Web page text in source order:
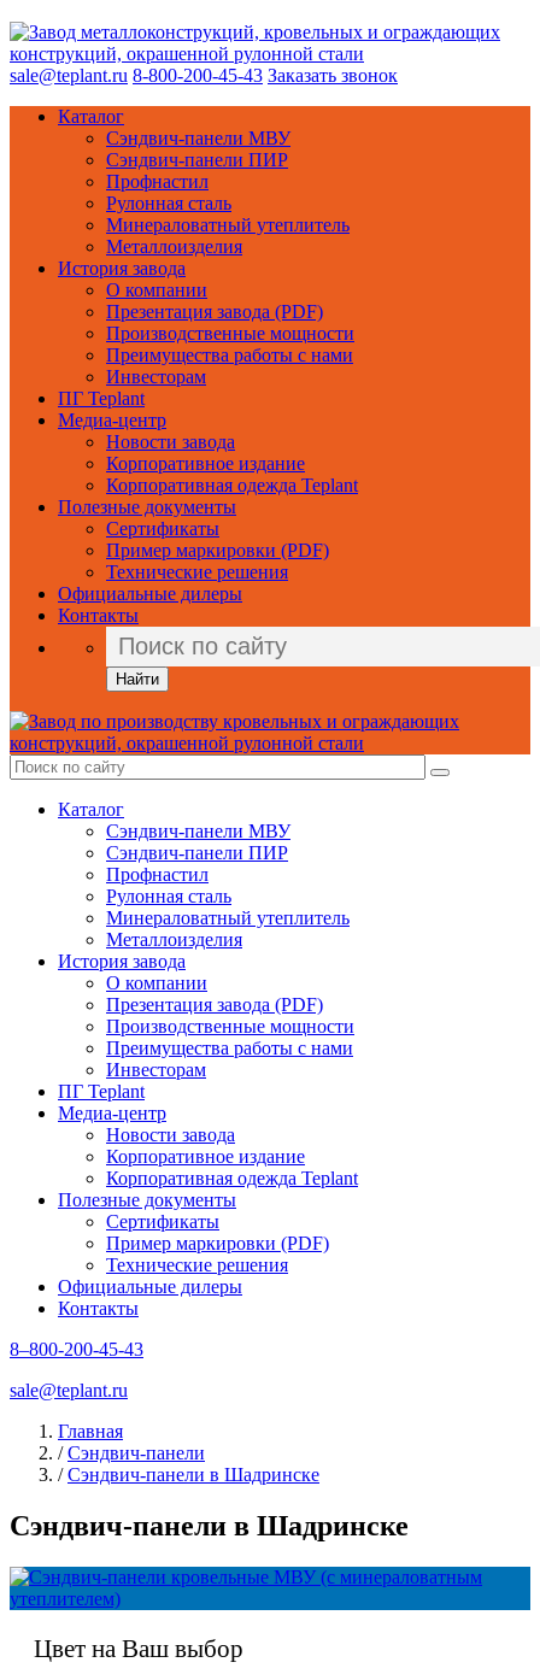
sale@teplant.ru 8-800-200-45-43 Заказать звонок
Каталог
Сэндвич-панели МВУ
Сэндвич-панели ПИР
Профнастил
Рулонная сталь
Минераловатный утеплитель
Металлоизделия
История завода
О компании
Презентация завода (PDF)
Производственные мощности
Преимущества работы с нами
Инвесторам
ПГ Teplant
Медиа-центр
Новости завода
Корпоративное издание
Корпоративная одежда Teplant
Полезные документы
Сертификаты
Пример маркировки (PDF)
Технические решения
Официальные дилеры
Контакты
Найти
Каталог
Сэндвич-панели МВУ
Сэндвич-панели ПИР
Профнастил
Рулонная сталь
Минераловатный утеплитель
Металлоизделия
История завода
О компании
Презентация завода (PDF)
Производственные мощности
Преимущества работы с нами
Инвесторам
ПГ Teplant
Медиа-центр
Новости завода
Корпоративное издание
Корпоративная одежда Teplant
Полезные документы
Сертификаты
Пример маркировки (PDF)
Технические решения
Официальные дилеры
Контакты
8–800-200-45-43
sale@teplant.ru
Главная
/ Сэндвич-панели
/ Сэндвич-панели в Шадринске
Сэндвич-панели в Шадринске
Цвет на Ваш выбор